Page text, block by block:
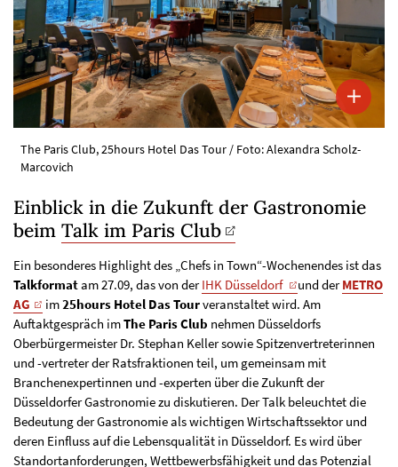
The Paris Club, 25hours Hotel Das Tour / Foto: Alexandra Scholz-
Marcovich
Einblick in die Zukunft der Gastronomie
beim Talk im Paris Club
Ein besonderes Highlight des „Chefs in Town“-Wochenendes ist das
Talkformatam 27.09, das von derIHK Düsseldorf und derMETRO
AG
im25hours Hotel Das Tourveranstaltet wird. Am
Auftaktgespräch imThe Paris Club nehmen Düsseldorfs
Oberbürgermeister Dr. Stephan Keller sowie Spitzenvertreterinnen
und -vertreter der Ratsfraktionen teil, um gemeinsam mit
Branchenexpertinnen und -experten über die Zukunft der
Düsseldorfer Gastronomie zu diskutieren. Der Talk beleuchtet die
Bedeutung der Gastronomie als wichtigen Wirtschaftssektor und
deren Einfluss auf die Lebensqualität in Düsseldorf. Es wird über
Standortanforderungen, Wettbewerbsfähigkeit und das Potenzial